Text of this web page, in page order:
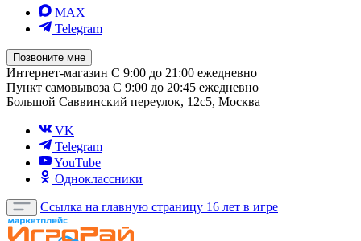
MAX
Telegram
Позвоните мне
Интернет-магазин С 9:00 до 21:00 ежедневно
Пункт самовывоза С 9:00 до 20:45 ежедневно
Большой Саввинский переулок, 12с5, Москва
VK
Telegram
YouTube
Одноклассники
Ссылка на главную страницу 16 лет в игре